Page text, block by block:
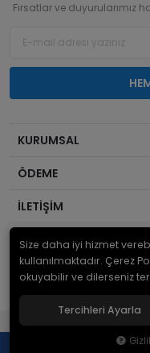
Fırsatlar ve duyurularımız
KURUMSAL
ÖDEME
İLETİŞİM
© 2026Mekanik Sepeti. Bir
Yeni
Size daha iyi hizmet
kullanılmaktadır. Çerez
okuyabilir ve dilerseniz
Tercihleri Ayarla